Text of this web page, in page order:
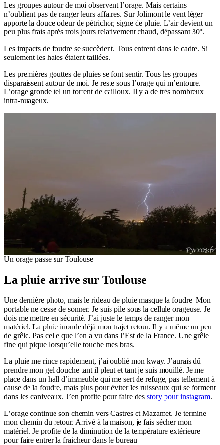
Les groupes autour de moi observent l’orage. Mais certains
n’oublient pas de ranger leurs affaires. Sur Jolimont le vent léger
apporte la douce odeur de pétrichor, signe de pluie. L’air devient un
peu plus frais après trois jours relativement chaud, dépassant 30°.
Les impacts de foudre se succèdent. Tous entrent dans le cadre. Si
seulement les haies étaient taillées.
Les premières gouttes de pluies se font sentir. Tous les groupes
disparaissent autour de moi. Je reste sous l’orage qui m’entoure.
L’orage gronde tel un torrent de cailloux. Il y a de très nombreux
intra-nuageux.
Un orage passe sur Toulouse
La pluie arrive sur Toulouse
Une dernière photo, mais le rideau de pluie masque la foudre. Mon
portable ne cesse de sonner. Je suis pile sous la cellule orageuse. Je
dois me mettre en sécurité. J’ai juste le temps de ranger mon
matériel. La pluie inonde déjà mon trajet retour. Il y a même un peu
de grêle. Pas celle que l’on a vu dans l’Est de la France. Une grêle
fine qui pique lorsqu’elle touche mes bras.
La pluie me rince rapidement, j’ai oublié mon kway. J’aurais dû
prendre mon gel douche tant il pleut et tant je suis mouillé. Je me
place dans un hall d’immeuble qui me sert de refuge, pas tellement à
cause de la foudre, mais plus pour éviter les ruisseaux qui se forment
dans les caniveaux. J’en profite pour faire des story pour instagram.
L’orage continue son chemin vers Castres et Mazamet. Je termine
mon chemin du retour. Arrivé à la maison, je fais sécher mon
matériel. Je profite de la diminution de la température extérieure
pour faire entrer la fraicheur dans le bureau.